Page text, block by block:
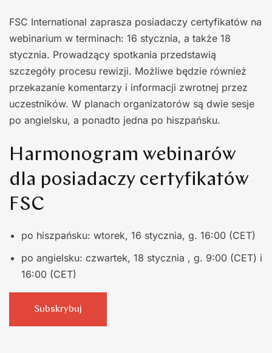
FSC International zaprasza posiadaczy certyfikatów na
webinarium w terminach: 16 stycznia, a także 18
stycznia. Prowadzący spotkania przedstawią
szczegóły procesu rewizji. Możliwe będzie również
przekazanie komentarzy i informacji zwrotnej przez
uczestników. W planach organizatorów są dwie sesje
po angielsku, a ponadto jedna po hiszpańsku.
Harmonogram webinarów
dla posiadaczy certyfikatów
FSC
po hiszpańsku: wtorek, 16 stycznia, g. 16:00 (CET)
po angielsku: czwartek, 18 stycznia , g. 9:00 (CET) i
16:00 (CET)
Subskrybuj